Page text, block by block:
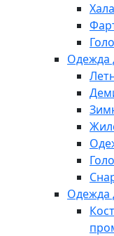
Одежда
Одежда